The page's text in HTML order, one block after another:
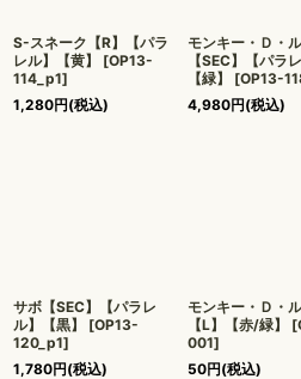
S-スネーク【R】【パラ
レル】【黄】
[OP13-
114_p1]
1,280円(税込)
モンキー・Ｄ・
【SEC】【パラレ
【緑】
[OP13-
4,980円(税込)
サボ【SEC】【パラレ
ル】【黒】
[OP13-
120_p1]
1,780円(税込)
モンキー・Ｄ・
【L】【赤/緑】
[
001]
50円(税込)